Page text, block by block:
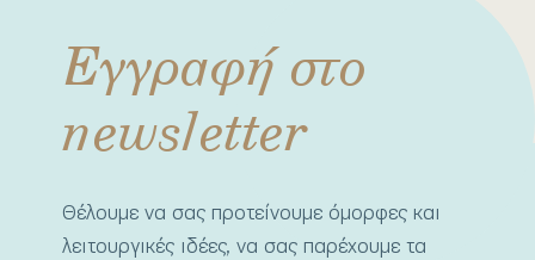
Εγγραφή στο
newsletter
Θέλουμε να σας προτείνουμε όμορφες και
λειτουργικές ιδέες, να σας παρέχουμε τα